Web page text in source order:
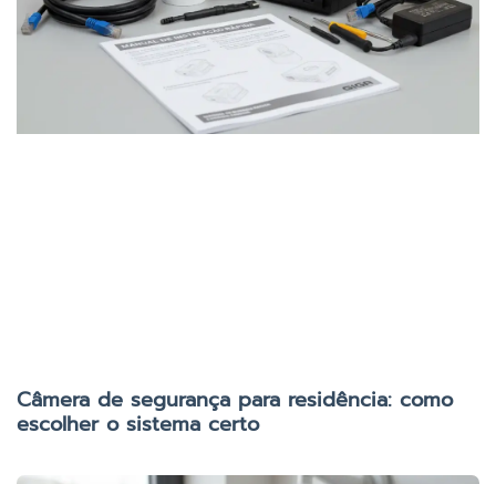
Câmera de segurança para residência: como
escolher o sistema certo